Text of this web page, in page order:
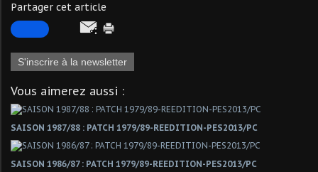
Partager cet article
S'inscrire à la newsletter
Vous aimerez aussi :
SAISON 1987/88 : PATCH 1979/89-REEDITION-PES2013/PC
SAISON 1986/87 : PATCH 1979/89-REEDITION-PES2013/PC